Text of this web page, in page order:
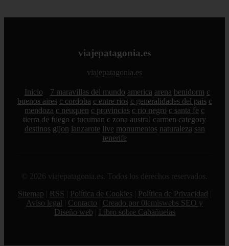
viajepatagonia.es
viajepatagonia.es
Inicio 7 maravillas del mundo america arena benidorm c
buenos aires c cordoba c entre rios c generalidades del pais c
mendoza c neuquen c provincias c rio negro c santa fe c
tierra de fuego c tucuman c zona austral carmen category
destinos gijon lanzarote live monumentos naturaleza san
tenerife
© 2026 viajepatagonia.es. Todos los derechos reservados.
Sitemap
RSS Política de Cookies Política de Privacidad
Aviso legal
Contacto
Creado por 0lemiswebs SEO y
Diseño web
Libro sobre Cabañuelas